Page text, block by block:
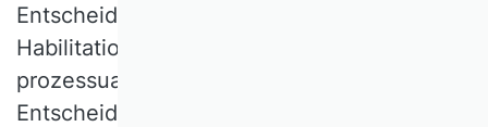
Entscheidungen in Promotions- und
Habilitationsverfahren und damit die
prozessuale Gestaltung des
Entscheidungswegs.